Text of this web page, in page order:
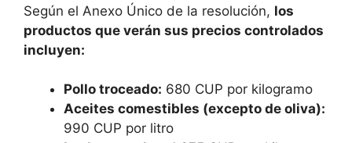
Según el Anexo Único de la resolución, los
productos que verán sus precios controlados
incluyen:
Pollo troceado: 680 CUP por kilogramo
Aceites comestibles (excepto de oliva):
990 CUP por litro